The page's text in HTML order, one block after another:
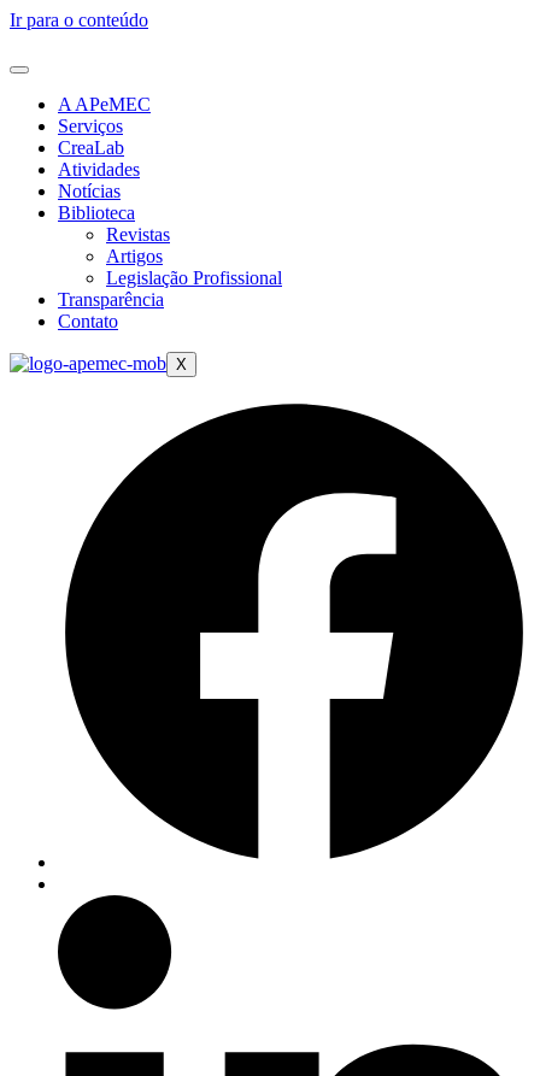
Ir para o conteúdo
A APeMEC
Serviços
CreaLab
Atividades
Notícias
Biblioteca
Revistas
Artigos
Legislação Profissional
Transparência
Contato
X